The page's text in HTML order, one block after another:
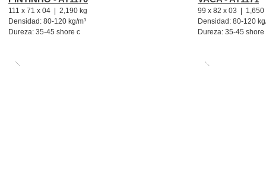
111 x 71 x 04 | 2,190 kg
Densidad: 80-120 kg/m³
Dureza: 35-45 shore c
99 x 82 x 03 | 1,650
Densidad: 80-120
Dureza: 35-45 shore